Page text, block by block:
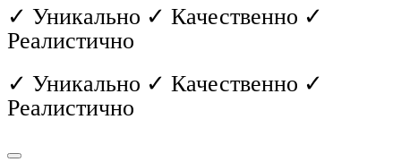
✓ Уникально ✓ Качественно ✓
Реалистично
✓ Уникально ✓ Качественно ✓
Реалистично